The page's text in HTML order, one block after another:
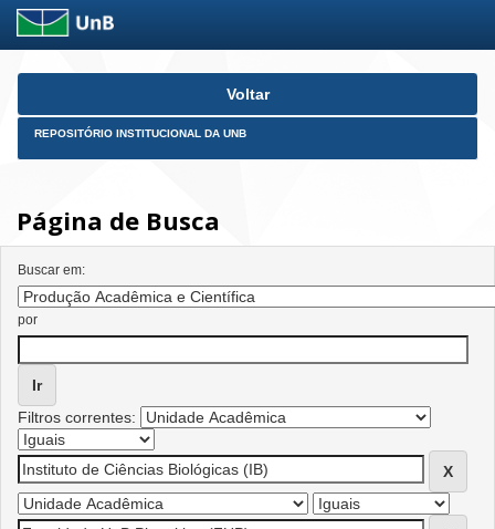
Skip
Voltar
REPOSITÓRIO INSTITUCIONAL DA UNB
Página de Busca
Buscar em:
por
Filtros correntes: